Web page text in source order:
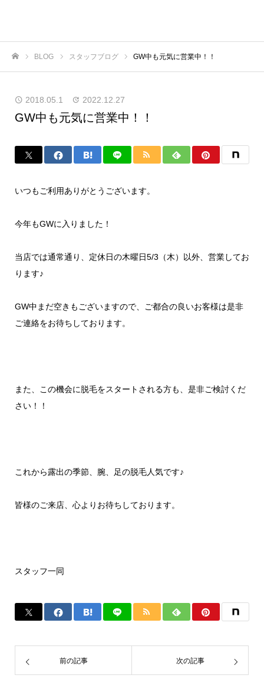
BLOG スタッフブログ GW中も元気に営業中！！
2018.05.1 2022.12.27
GW中も元気に営業中！！
いつもご利用ありがとうございます。
今年もGWに入りました！
当店では通常通り、定休日の木曜日5/3（木）以外、営業してお
ります♪
GW中まだ空きもございますので、ご都合の良いお客様は是非
ご連絡をお待ちしております。
また、この機会に脱毛をスタートされる方も、是非ご検討くだ
さい！！
これから露出の季節、腕、足の脱毛人気です♪
皆様のご来店、心よりお待ちしております。
スタッフ一同
前の記事 次の記事